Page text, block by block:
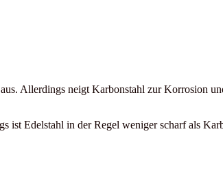
Allerdings neigt Karbonstahl zur Korrosion
ist Edelstahl in der Regel weniger scharf als